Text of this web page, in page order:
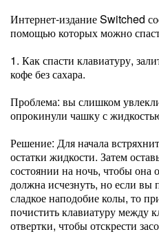
Интернет-издание Switched
помощью которых можно
1. Как спасти клавиатуру,
кофе без сахара.
Проблема: вы слишком
опрокинули чашку с
Решение: Для начала
остатки жидкости. Затем
состоянии на ночь, чтобы она
должна исчезнуть, но если вы
сладкое наподобие колы, то
почистить клавиатуру между
отвертки, чтобы отскрести